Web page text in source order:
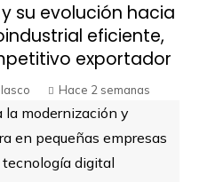
su evolución hacia
eficiente,
exportador
Hace 2 semanas